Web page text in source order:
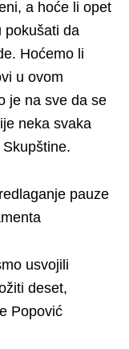
a hoće li opet
pokušati da
Hoćemo li
u ovom
je na sve da se
neka svaka
pauze
usvojili
deset,
Popović